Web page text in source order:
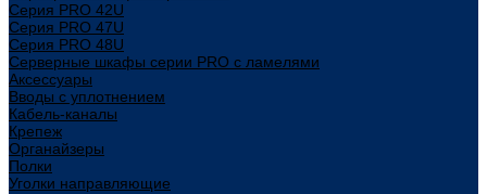
Серия PRO 42U
Серия PRO 47U
Серия PRO 48U
Серверные шкафы серии PRO с ламелями
Аксессуары
Вводы с уплотнением
Кабель-каналы
Крепеж
Органайзеры
Полки
Уголки направляющие